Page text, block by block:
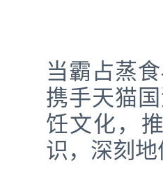
当霸占蒸
携手天猫
饪文化，
识，深刻